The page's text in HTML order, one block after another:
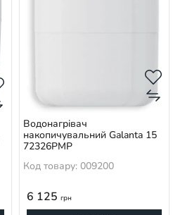
Водонагрівач
накопичувальний Galanta 15
72326PMP
Код товару: 009200
6 125 грн